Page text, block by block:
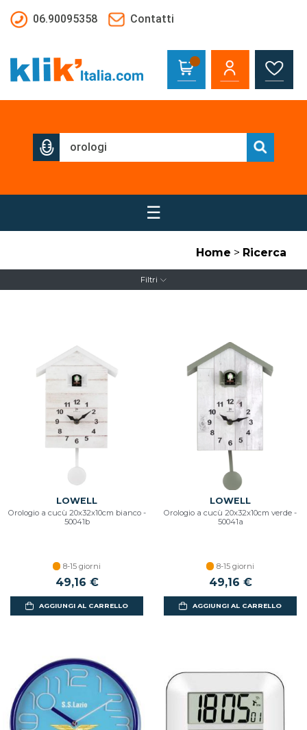
06.90095358
Contatti
☰
Home > Ricerca
Filtri
LOWELL
Orologio a cucù 20x32x10cm bianco -
50041b
8-15 giorni
49,16 €
AGGIUNGI AL CARRELLO
LOWELL
Orologio a cucù 20x32x10cm verde -
50041a
8-15 giorni
49,16 €
AGGIUNGI AL CARRELLO